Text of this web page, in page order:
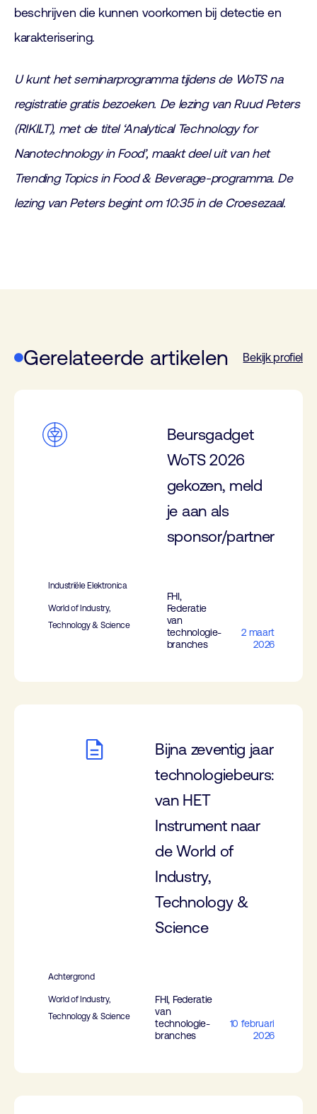
beschrijven die kunnen voorkomen bij detectie en
karakterisering.
U kunt het seminarprogramma tijdens de WoTS na
registratie gratis bezoeken. De lezing van Ruud Peters
(RIKILT), met de titel ‘Analytical Technology for
Nanotechnology in Food’, maakt deel uit van het
Trending Topics in Food & Beverage-programma. De
lezing van Peters begint om 10:35 in de Croesezaal.
Gerelateerde artikelen Bekijk profiel
Beursgadget
WoTS 2026
gekozen, meld
je aan als
sponsor/partner
Industriële Elektronica
World of Industry,
Technology & Science
FHI,
Federatie
van
technologie-
branches
2 maart
2026
Bijna zeventig jaar
technologiebeurs:
van HET
Instrument naar
de World of
Industry,
Technology &
Science
Achtergrond
World of Industry,
Technology & Science
FHI, Federatie
van
technologie-
branches
10 februari
2026